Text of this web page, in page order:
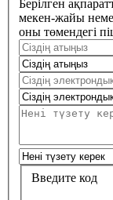
Берілген
мекен-жайы
оны төмендегі
Введите код